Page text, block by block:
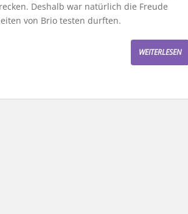
Deshalb war natürlich die Freude
von Brio testen durften.
WEITERLESEN